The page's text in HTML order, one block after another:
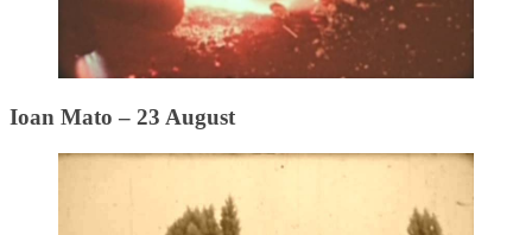
Ioan Mato – 23 August